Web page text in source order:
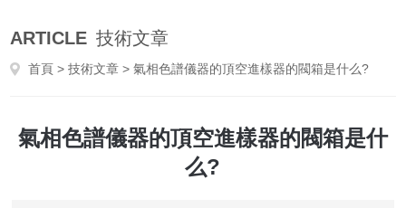
ARTICLE 技術文章
首頁 >技術文章 > 氣相色譜儀器的頂空進樣器的閥箱是什么?
氣相色譜儀器的頂空進樣器的閥箱是什
么?